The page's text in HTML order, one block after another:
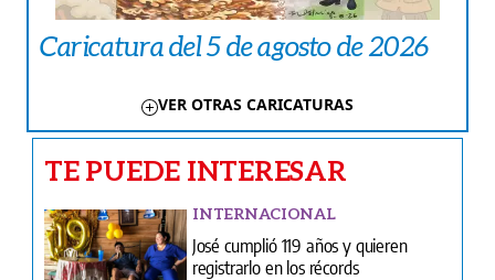
Caricatura del 5 de agosto de 2026
VER OTRAS CARICATURAS
TE PUEDE INTERESAR
INTERNACIONAL
José cumplió 119 años y quieren
registrarlo en los récords